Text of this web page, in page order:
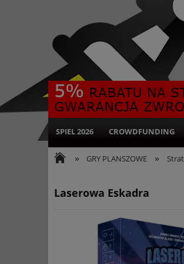
SPIEL 2026 CROWDFUNDING
» GRY PLANSZOWE »
Laserowa Eskadra